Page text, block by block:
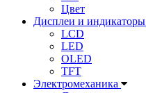
Цвет
Дисплеи и индикаторы
LCD
LED
OLED
TFT
Электромеханика